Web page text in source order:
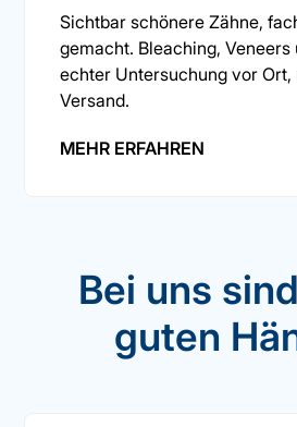
Sichtbar schönere Zähne,
gemacht. Bleaching,
echter Untersuchung vor Ort,
Versand.
MEHR ERFAHREN
Bei uns
guten